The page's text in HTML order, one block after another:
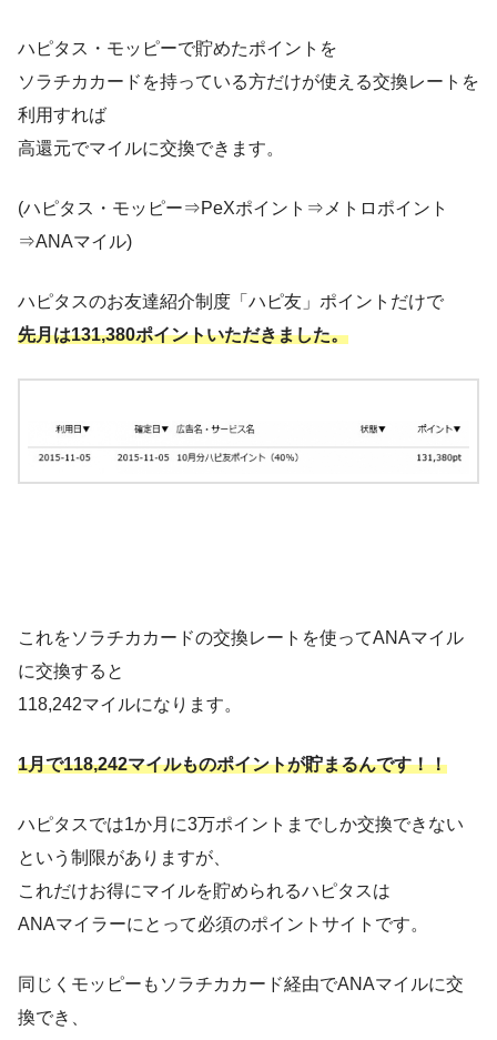
ハピタス・モッピーで貯めたポイントを
ソラチカカードを持っている方だけが使える交換レートを
利用すれば
高還元でマイルに交換できます。
(ハピタス・モッピー⇒PeXポイント⇒メトロポイント
⇒ANAマイル)
ハピタスのお友達紹介制度「ハピ友」ポイントだけで
先月は131,380ポイントいただきました。
これをソラチカカードの交換レートを使ってANAマイル
に交換すると
118,242マイルになります。
1月で118,242マイルものポイントが貯まるんです！！
ハピタスでは1か月に3万ポイントまでしか交換できない
という制限がありますが、
これだけお得にマイルを貯められるハピタスは
ANAマイラーにとって必須のポイントサイトです。
同じくモッピーもソラチカカード経由でANAマイルに交
換でき、